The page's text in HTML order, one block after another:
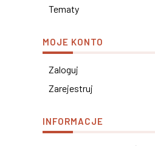
Tematy
MOJE KONTO
Zaloguj
Zarejestruj
INFORMACJE